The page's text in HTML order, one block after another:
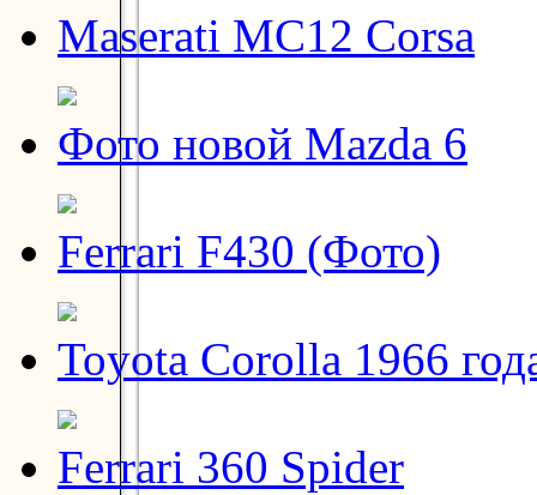
Maserati MC12 Corsa
Фото новой Mazda 6
Ferrari F430 (Фото)
Toyota Corolla 1966
Ferrari 360 Spider